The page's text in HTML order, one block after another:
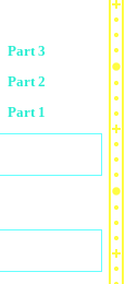
Part 3
Part 2
Part 1